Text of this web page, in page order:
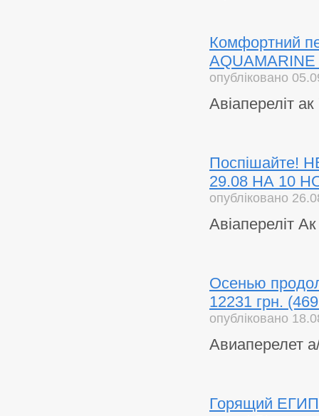
Комфортний
AQUAMARINE
опубліковано
Авіапереліт
Поспішайте!
29.08 НА 10
опубліковано
Авіапереліт
Осенью
12231 грн.
опубліковано
Авиаперелет
Горящий